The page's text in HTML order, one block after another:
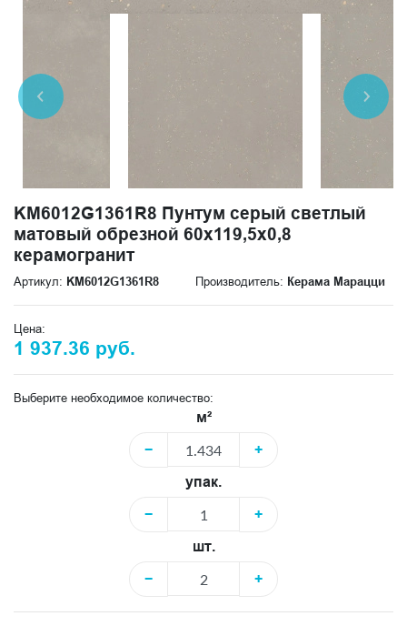
KM6012G1361R8 Пунтум серый светлый
матовый обрезной 60x119,5x0,8
керамогранит
Артикул: KM6012G1361R8 Производитель: Керама Марацци
Цена:
1 937.36 руб.
Выберите необходимое количество:
м²
−
+
упак.
−
+
шт.
−
+